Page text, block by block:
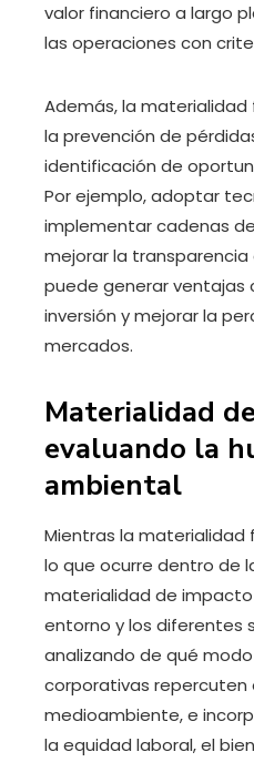
valor financiero a largo
las operaciones con
Además, la
la prevención de
identificación de
Por ejemplo, adoptar
implementar cadenas
mejorar la
puede generar
inversión y mejorar la
mercados.
Materialidad
evaluando la
ambiental
Mientras la materialidad
lo que ocurre dentro de
materialidad de
entorno y los diferentes
analizando de qué
corporativas repercuten
medioambiente, e
la equidad laboral, el